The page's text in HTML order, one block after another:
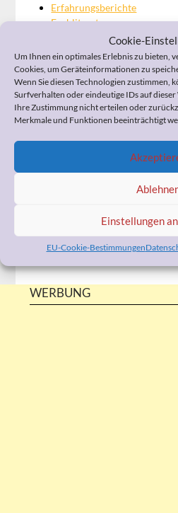
Cookie-
Um Ihnen ein optimales Erlebnis zu bieten,
Cookies, um Geräteinformationen zu
Wenn Sie diesen Technologien zustimmen,
Surfverhalten oder eindeutige IDs auf
Ihre Zustimmung nicht erteilen oder
Merkmale und Funktionen beeinträchtigt
Einstellungen
EU-Cookie-Bestimmungen
Erfahrungsberichte
Fachliteratur
Kostenlose Schriften
Ratgeber
Hinweis:Meine persönlichen
gelesenen (Fach-)Büchern führe
mehr weiter. Neue Rezensionen
gelesenen Fachbücher und
meinem Portal
WERBUNG